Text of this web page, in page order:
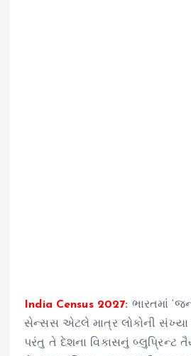
India Census 2027: ભારતમાં
સેન્સસ એટલે માત્ર લોકોની
પરંતુ તે દેશના વિકાસનું બ્લુપ્રિન્ટ